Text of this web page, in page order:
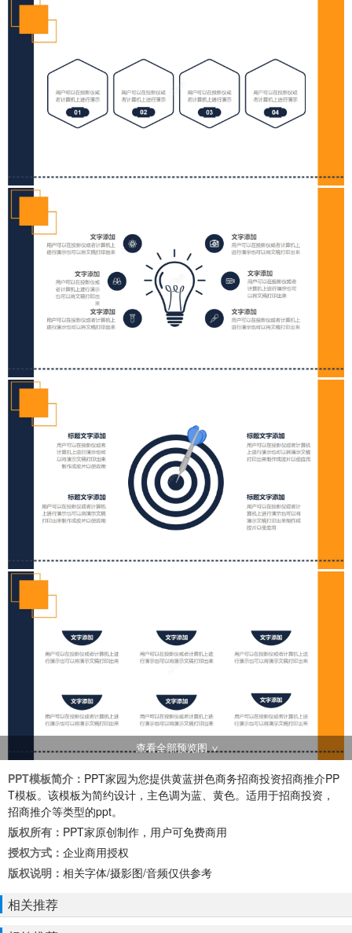
查看全部预览图
PPT模板简介： PPT家园为您提供黄蓝拼色商务招商投资招商推介PP
T模板。该模板为简约设计，主色调为蓝、黄色。适用于招商投资，
招商推介等类型的ppt。
版权所有： PPT家原创制作，用户可免费商用
授权方式： 企业商用授权
版权说明： 相关字体/摄影图/音频仅供参考
相关推荐